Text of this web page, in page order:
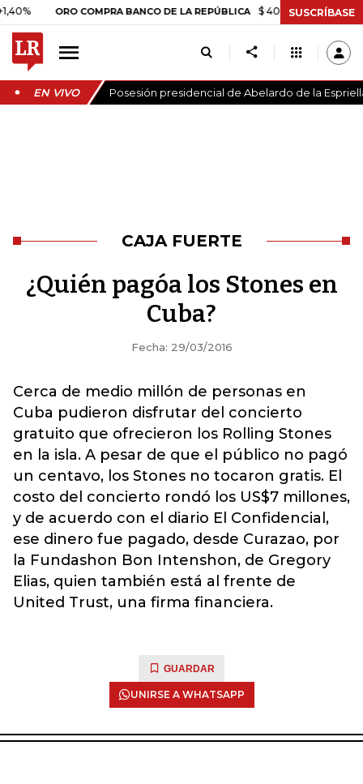
ORO COMPRA BANCO DE LA REPÚBLICA $ 408.498,97 +$ 8.753,81
SUSCRÍBASE
EN VIVO Posesión presidencial de Abelardo de la
CAJA FUERTE
¿Quién pagóa los Stones en
Cuba?
Fecha: 29/03/2016
Cerca de medio millón de personas en
Cuba pudieron disfrutar del concierto
gratuito que ofrecieron los Rolling Stones
en la isla. A pesar de que el público no pagó
un centavo, los Stones no tocaron gratis. El
costo del concierto rondó los US$7 millones,
y de acuerdo con el diario El Confidencial,
ese dinero fue pagado, desde Curazao, por
la Fundashon Bon Intenshon, de Gregory
Elias, quien también está al frente de
United Trust, una firma financiera.
GUARDAR
UNIRSE A WHATSAPP